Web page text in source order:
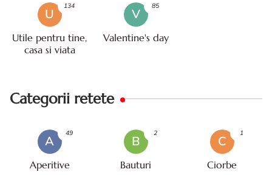
U
Utile pentru tine,
casa si viata
134
V
Valentine's day
85
Categorii retete
A
Aperitive
49
B
Bauturi
2
C
Ciorbe
1